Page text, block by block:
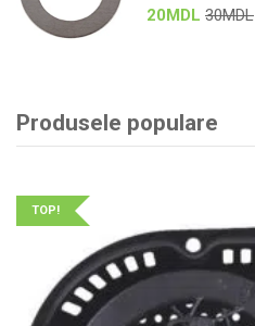
20MDL 30MDL
Produsele populare
TOP!